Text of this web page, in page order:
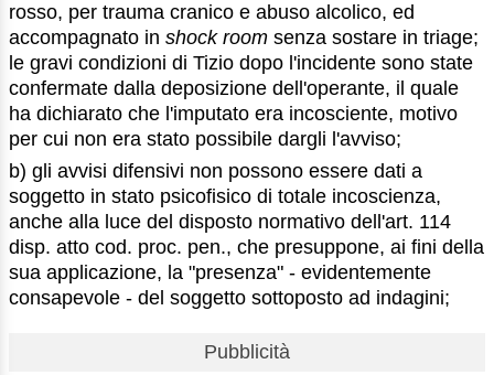
rosso, per trauma cranico e abuso alcolico, ed
accompagnato in shock room senza sostare in triage;
le gravi condizioni di Tizio dopo l'incidente sono state
confermate dalla deposizione dell'operante, il quale
ha dichiarato che l'imputato era incosciente, motivo
per cui non era stato possibile dargli l'avviso;
b) gli avvisi difensivi non possono essere dati a
soggetto in stato psicofisico di totale incoscienza,
anche alla luce del disposto normativo dell'art. 114
disp. atto cod. proc. pen., che presuppone, ai fini della
sua applicazione, la "presenza" - evidentemente
consapevole - del soggetto sottoposto ad indagini;
Pubblicità